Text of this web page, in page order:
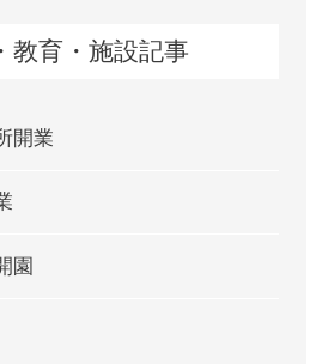
教育・施設記事
開業
園